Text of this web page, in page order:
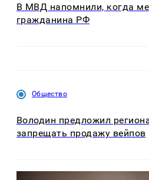
В МВД напомнили, когда
гражданина РФ
Общество
Володин предложил
запрещать продажу вейпов